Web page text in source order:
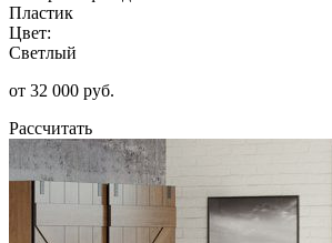
Пластик
Цвет:
Светлый
от 32 000 руб.
Рассчитать